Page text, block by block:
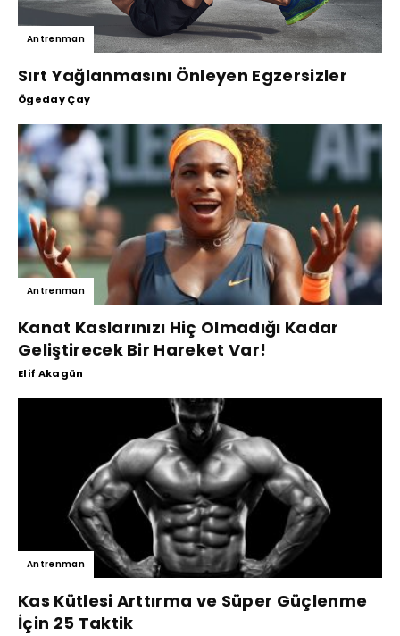
Antrenman
Sırt Yağlanmasını Önleyen Egzersizler
Ögeday Çay
Antrenman
Kanat Kaslarınızı Hiç Olmadığı Kadar
Geliştirecek Bir Hareket Var!
Elif Akagün
Antrenman
Kas Kütlesi Arttırma ve Süper Güçlenme
İçin 25 Taktik